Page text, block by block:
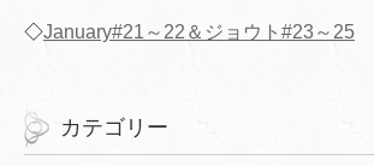
◇January#21～22＆ジョウト#23～25
カテゴリー